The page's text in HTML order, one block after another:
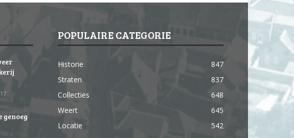
genoeg
POPULAIRE CATEGORIE
Historie
847
Straten
837
Collecties
648
Weert
645
Locatie
542